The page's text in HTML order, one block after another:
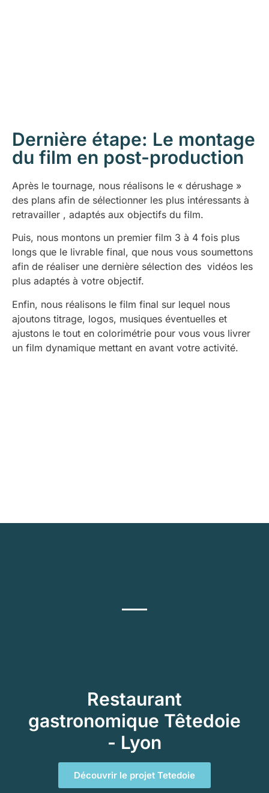
Dernière étape: Le montage
du film en post-production
Après le tournage, nous réalisons le « dérushage »
des plans afin de sélectionner les plus intéressants à
retravailler , adaptés aux objectifs du film.
Puis, nous montons un premier film 3 à 4 fois plus
longs que le livrable final, que nous vous soumettons
afin de réaliser une dernière sélection des vidéos les
plus adaptés à votre objectif.
Enfin, nous réalisons le film final sur lequel nous
ajoutons titrage, logos, musiques éventuelles et
ajustons le tout en colorimétrie pour vous vous livrer
un film dynamique mettant en avant votre activité.
Restaurant
gastronomique Têtedoie
- Lyon
Découvrir le projet Tetedoie